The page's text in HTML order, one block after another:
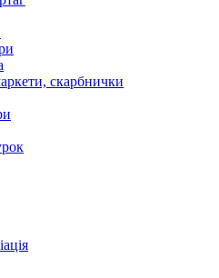
скарбнички